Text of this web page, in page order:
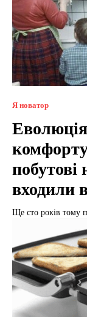
Я новатор
входили
Ще сто років тому